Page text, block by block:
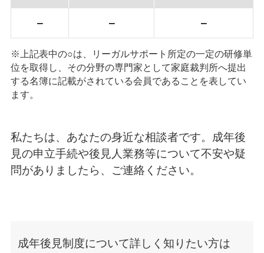
− − −
※上記表中の○は、リーガルサポート所定の一定の研修単
位を取得し、その分野の専門家として家庭裁判所へ提出
する名簿に記載がされている会員であることを表してい
ます。
私たちは、あなたの身近な相談者です。成年後
見の申立手続や後見人業務等について不安や疑
問がありましたら、ご連絡ください。
成年後見制度について詳しく知りたい方は